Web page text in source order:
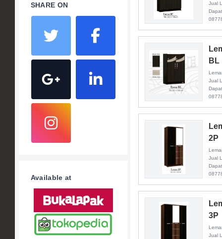
SHARE ON
Available at
Jual
BL
Jual
2P
Jual
3P
Jual